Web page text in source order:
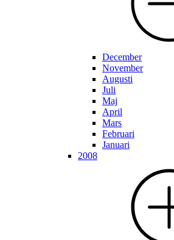
December
November
Augusti
Juli
Maj
April
Mars
Februari
Januari
2008